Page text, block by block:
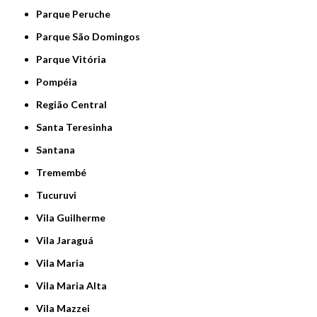
Parque Peruche
Parque São Domingos
Parque Vitória
Pompéia
Região Central
Santa Teresinha
Santana
Tremembé
Tucuruvi
Vila Guilherme
Vila Jaraguá
Vila Maria
Vila Maria Alta
Vila Mazzei